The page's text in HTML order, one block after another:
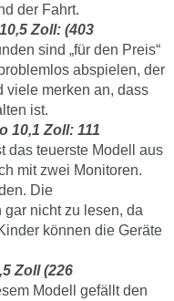
der Fahrt.
Zoll: (403
sind „für den Preis“
abspielen, der
viele merken an, dass
ist.
10,1 Zoll: 111
das teuerste Modell aus
mit zwei Monitoren.
Die
nicht zu lesen, da
können die Geräte
Zoll (226
Modell gefällt den